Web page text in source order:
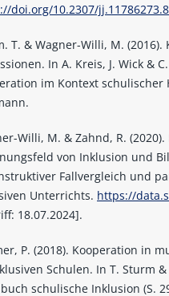
doi.org/10.2307/jj.11786273.8
T. & Wagner-Willi, M.
In A. Kreis, J. Wick &
im Kontext schulischer
Willi, M. & Zahnd, R.
von Inklusion und
Fallvergleich und
Unterrichts. https://
18.07.2024].
P. (2018). Kooperation in
Schulen. In T. Sturm
schulische Inklusion (S.